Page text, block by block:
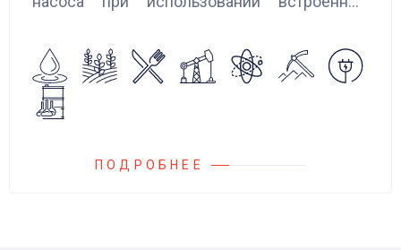
Блок управления Ареоматик совместим с
любыми насосами российских и
иностранных производителей.
ПОДРОБНЕЕ